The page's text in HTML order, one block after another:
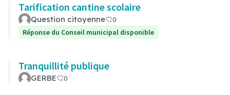
Tarification cantine scolaire
Question citoyenne
0
Réponse du Conseil municipal disponible
Tranquillité publique
GERBE 0